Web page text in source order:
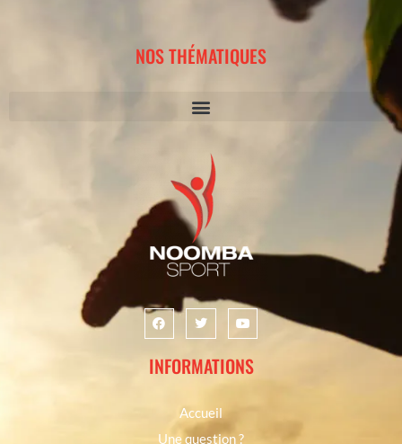
NOS THÉMATIQUES
INFORMATIONS
Accueil
Une question ?